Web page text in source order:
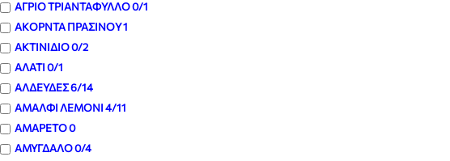
ΑΓΡΙΟ ΤΡΙΑΝΤΑΦΥΛΛΟ0/1
ΑΚΟΡΝΤΑ ΠΡΑΣΙΝΟΥ1
ΑΚΤΙΝΙΔΙΟ0/2
ΑΛΑΤΙ0/1
ΑΛΔΕΥΔΕΣ6/14
ΑΜΑΛΦΙ ΛΕΜΟΝΙ4/11
ΑΜΑΡΕΤΟ0
ΑΜΥΓΔΑΛΟ0/4